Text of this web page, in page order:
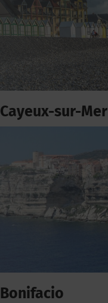
Cayeux-sur-Mer
Bonifacio